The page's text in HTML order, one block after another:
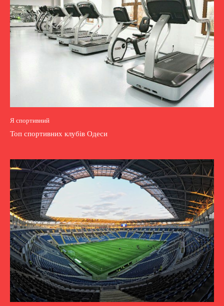
Я спортивний
Топ спортивних клубів Одеси